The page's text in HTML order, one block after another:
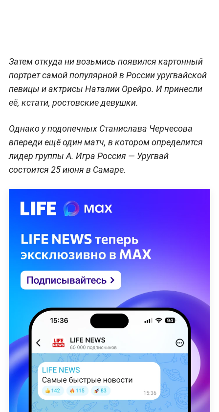
Затем откуда ни возьмись появился картонный
портрет самой популярной в России уругвайской
певицы и актрисы Наталии Орейро. И принесли
её, кстати, ростовские девушки.
Однако у подопечных Станислава Черчесова
впереди ещё один матч, в котором определится
лидер группы А. Игра Россия — Уругвай
состоится 25 июня в Самаре.